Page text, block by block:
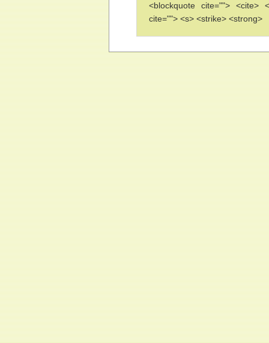
<blockquote cite=""> <cite>
cite=""> <s> <strike> <strong>